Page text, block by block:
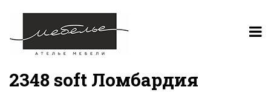
2348 soft Ломбардия